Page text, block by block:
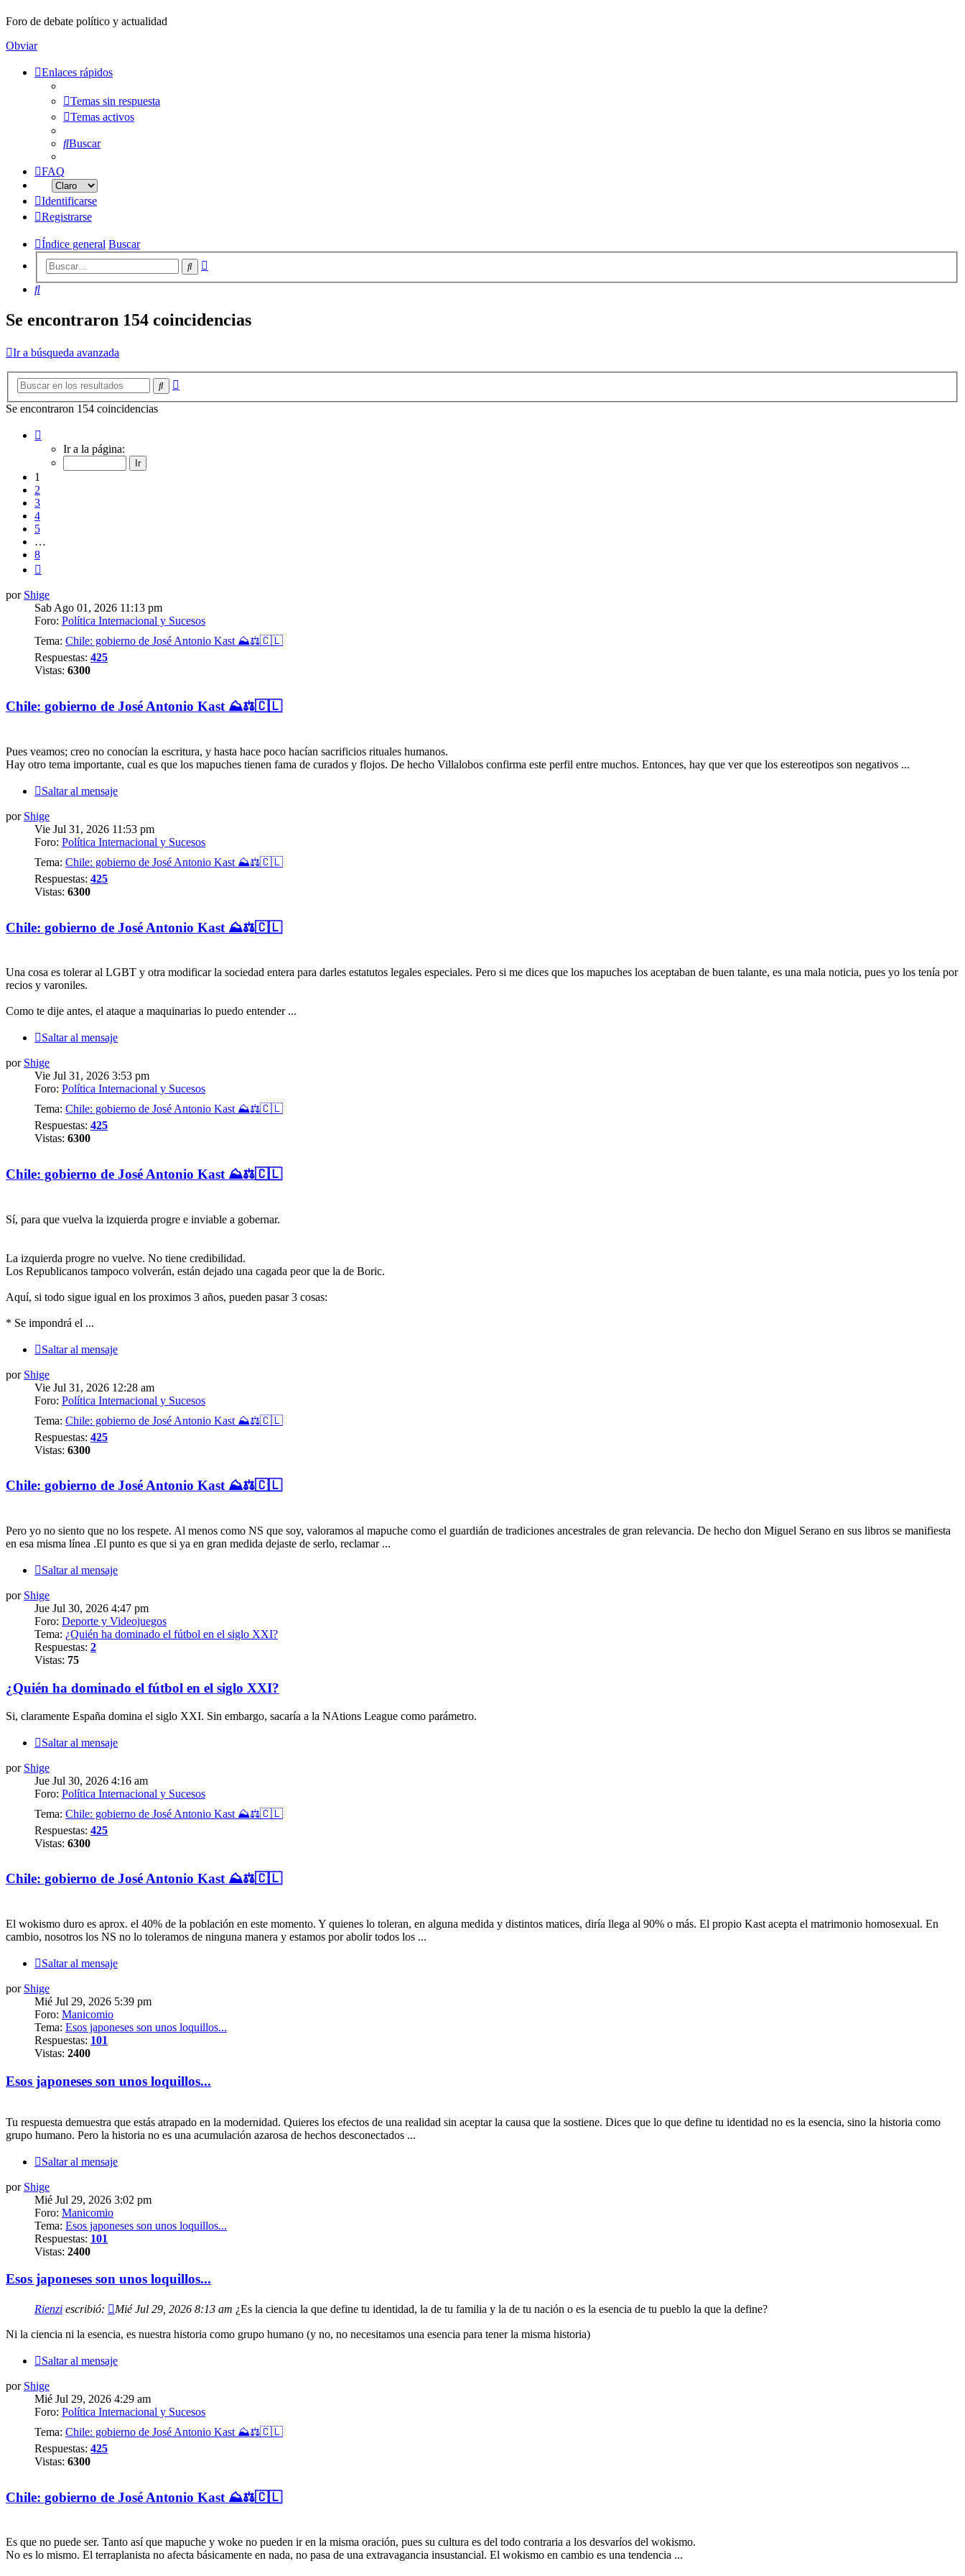
Foro de debate político y actualidad
Obviar
Enlaces rápidos
Temas sin respuesta
Temas activos
Buscar
FAQ
Identificarse
Registrarse
Índice general Buscar
Buscar
Buscar
Se encontraron 154 coincidencias
Ir a búsqueda avanzada
Buscar
Se encontraron 154 coincidencias
Ir a la página:
1
2
3
4
5
…
8
por Shige
Sab Ago 01, 2026 11:13 pm
Foro: Política Internacional y Sucesos
Tema: Chile: gobierno de José Antonio Kast ⛰️⚖️🇨🇱
Respuestas: 425
Vistas: 6300
Chile: gobierno de José Antonio Kast ⛰️⚖️🇨🇱
Pues veamos; creo no conocían la escritura, y hasta hace poco hacían sacrificios rituales humanos.
Hay otro tema importante, cual es que los mapuches tienen fama de curados y flojos. De hecho Villalobos confirma este perfil entre muchos. Entonces, hay que ver que los estereotipos son negativos ...
Saltar al mensaje
por Shige
Vie Jul 31, 2026 11:53 pm
Foro: Política Internacional y Sucesos
Tema: Chile: gobierno de José Antonio Kast ⛰️⚖️🇨🇱
Respuestas: 425
Vistas: 6300
Chile: gobierno de José Antonio Kast ⛰️⚖️🇨🇱
Una cosa es tolerar al LGBT y otra modificar la sociedad entera para darles estatutos legales especiales. Pero si me dices que los mapuches los aceptaban de buen talante, es una mala noticia, pues yo los tenía por
recios y varoniles.
Como te dije antes, el ataque a maquinarias lo puedo entender ...
Saltar al mensaje
por Shige
Vie Jul 31, 2026 3:53 pm
Foro: Política Internacional y Sucesos
Tema: Chile: gobierno de José Antonio Kast ⛰️⚖️🇨🇱
Respuestas: 425
Vistas: 6300
Chile: gobierno de José Antonio Kast ⛰️⚖️🇨🇱
Sí, para que vuelva la izquierda progre e inviable a gobernar.
La izquierda progre no vuelve. No tiene credibilidad.
Los Republicanos tampoco volverán, están dejado una cagada peor que la de Boric.
Aquí, si todo sigue igual en los proximos 3 años, pueden pasar 3 cosas:
* Se impondrá el ...
Saltar al mensaje
por Shige
Vie Jul 31, 2026 12:28 am
Foro: Política Internacional y Sucesos
Tema: Chile: gobierno de José Antonio Kast ⛰️⚖️🇨🇱
Respuestas: 425
Vistas: 6300
Chile: gobierno de José Antonio Kast ⛰️⚖️🇨🇱
Pero yo no siento que no los respete. Al menos como NS que soy, valoramos al mapuche como el guardián de tradiciones ancestrales de gran relevancia. De hecho don Miguel Serano en sus libros se manifiesta
en esa misma línea .El punto es que si ya en gran medida dejaste de serlo, reclamar ...
Saltar al mensaje
por Shige
Jue Jul 30, 2026 4:47 pm
Foro: Deporte y Videojuegos
Tema: ¿Quién ha dominado el fútbol en el siglo XXI?
Respuestas: 2
Vistas: 75
¿Quién ha dominado el fútbol en el siglo XXI?
Si, claramente España domina el siglo XXI. Sin embargo, sacaría a la NAtions League como parámetro.
Saltar al mensaje
por Shige
Jue Jul 30, 2026 4:16 am
Foro: Política Internacional y Sucesos
Tema: Chile: gobierno de José Antonio Kast ⛰️⚖️🇨🇱
Respuestas: 425
Vistas: 6300
Chile: gobierno de José Antonio Kast ⛰️⚖️🇨🇱
El wokismo duro es aprox. el 40% de la población en este momento. Y quienes lo toleran, en alguna medida y distintos matices, diría llega al 90% o más. El propio Kast acepta el matrimonio homosexual. En
cambio, nosotros los NS no lo toleramos de ninguna manera y estamos por abolir todos los ...
Saltar al mensaje
por Shige
Mié Jul 29, 2026 5:39 pm
Foro: Manicomio
Tema: Esos japoneses son unos loquillos...
Respuestas: 101
Vistas: 2400
Esos japoneses son unos loquillos...
Tu respuesta demuestra que estás atrapado en la modernidad. Quieres los efectos de una realidad sin aceptar la causa que la sostiene. Dices que lo que define tu identidad no es la esencia, sino la historia como
grupo humano. Pero la historia no es una acumulación azarosa de hechos desconectados ...
Saltar al mensaje
por Shige
Mié Jul 29, 2026 3:02 pm
Foro: Manicomio
Tema: Esos japoneses son unos loquillos...
Respuestas: 101
Vistas: 2400
Esos japoneses son unos loquillos...
Rienzi escribió: Mié Jul 29, 2026 8:13 am ¿Es la ciencia la que define tu identidad, la de tu familia y la de tu nación o es la esencia de tu pueblo la que la define?
Ni la ciencia ni la esencia, es nuestra historia como grupo humano (y no, no necesitamos una esencia para tener la misma historia)
Saltar al mensaje
por Shige
Mié Jul 29, 2026 4:29 am
Foro: Política Internacional y Sucesos
Tema: Chile: gobierno de José Antonio Kast ⛰️⚖️🇨🇱
Respuestas: 425
Vistas: 6300
Chile: gobierno de José Antonio Kast ⛰️⚖️🇨🇱
Es que no puede ser. Tanto así que mapuche y woke no pueden ir en la misma oración, pues su cultura es del todo contraria a los desvaríos del wokismo.
No es lo mismo. El terraplanista no afecta básicamente en nada, no pasa de una extravagancia insustancial. El wokismo en cambio es una tendencia ...